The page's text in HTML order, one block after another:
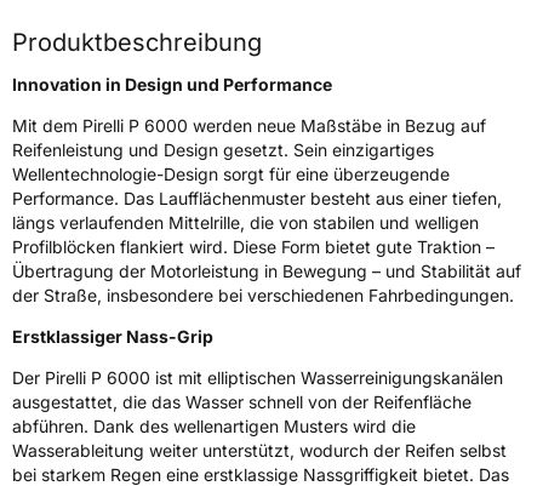
Weitere Eigenschaften
Schlauchtyp TL
Zustand Neureifen
Empfohlen für PorscheN3
EU Label
EffizienzD
NasshaftungC
Rollgeräusch (Klasse)B
Produktbeschreibung
Innovation in Design und Performance
Mit dem Pirelli P 6000 werden neue Maßstäbe in Bezug auf
Reifenleistung und Design gesetzt. Sein einzigartiges
Wellentechnologie-Design sorgt für eine überzeugende
Performance. Das Laufflächenmuster besteht aus einer tiefen,
längs verlaufenden Mittelrille, die von stabilen und welligen
Profilblöcken flankiert wird. Diese Form bietet gute Traktion –
Übertragung der Motorleistung in Bewegung – und Stabilität auf
der Straße, insbesondere bei verschiedenen Fahrbedingungen.
Erstklassiger Nass-Grip
Der Pirelli P 6000 ist mit elliptischen Wasserreinigungskanälen
ausgestattet, die das Wasser schnell von der Reifenfläche
abführen. Dank des wellenartigen Musters wird die
Wasserableitung weiter unterstützt, wodurch der Reifen selbst
bei starkem Regen eine erstklassige Nassgriffigkeit bietet. Das